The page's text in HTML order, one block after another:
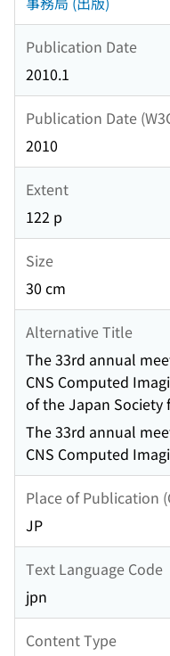
Publication Date
2010.1
Publication Date
2010
Extent
122 p
Size
30 cm
Alternative Title
The 33rd annual
CNS Computed
of the Japan Society
The 33rd annual
CNS Computed
Place of Publication
JP
Text Language Code
jpn
Content Type